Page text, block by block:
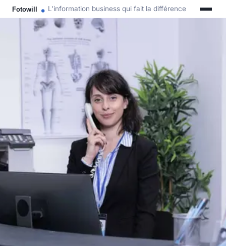
L'information business qui fait la différence